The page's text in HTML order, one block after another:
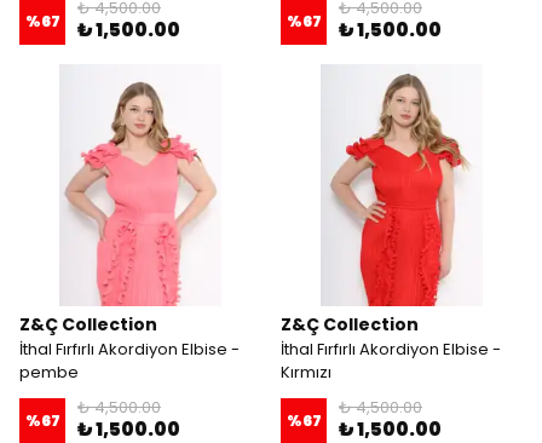
%67
₺ 4,500.00
₺ 1,500.00 %67
₺ 4,500.00
₺ 1,500.00
Z&Ç Collection
İthal Fırfırlı Akordiyon Elbise -
pembe
%67
₺ 4,500.00
₺ 1,500.00
Z&Ç Collection
İthal Fırfırlı Akordiyon Elbise -
Kırmızı
%67
₺ 4,500.00
₺ 1,500.00